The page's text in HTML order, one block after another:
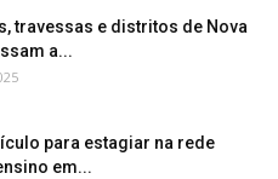
travessas e distritos de Nova
a...
para estagiar na rede
em...